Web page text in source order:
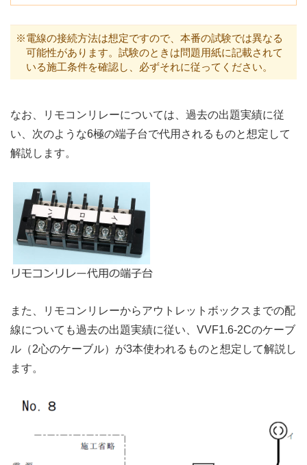
※電線の接続方法は想定ですので、本番の試験では異なる
可能性があります。試験のときは問題用紙に記載されて
いる施工条件を確認し、必ずそれに従ってください。
なお、リモコンリレーについては、過去の出題実績に従
い、次のような6極の端子台で代用されるものと想定して
解説します。
また、リモコンリレーからアウトレットボックスまでの配
線についても過去の出題実績に従い、VVF1.6-2Cのケーブ
ル（2心のケーブル）が3本使われるものと想定して解説し
ます。